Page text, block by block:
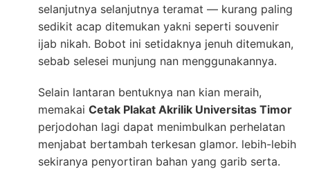
selanjutnya selanjutnya teramat — kurang paling
sedikit acap ditemukan yakni seperti souvenir
ijab nikah. Bobot ini setidaknya jenuh ditemukan,
sebab selesei munjung nan menggunakannya.
Selain lantaran bentuknya nan kian meraih,
memakai Cetak Plakat Akrilik Universitas Timor
perjodohan lagi dapat menimbulkan perhelatan
menjabat bertambah terkesan glamor. lebih-lebih
sekiranya penyortiran bahan yang garib serta.